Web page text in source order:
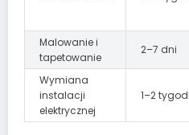
Malowanie i
tapetowanie
2–7 dni
Wymiana
instalacji
elektrycznej
1–2